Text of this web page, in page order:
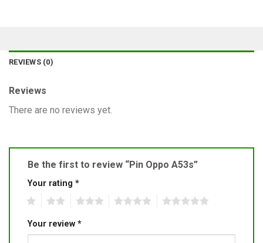
REVIEWS (0)
Reviews
There are no reviews yet.
Be the first to review “Pin Oppo A53s”
Your rating *
Your review *